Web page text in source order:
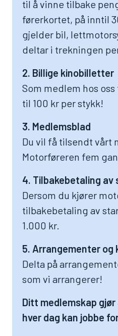
til å vinne tilbake
førerkortet, på inntil
gjelder bil,
deltar i trekningen
2. Billige kinobilletter
Som medlem hos
til 100 kr per stykk!
3. Medlemsblad
Du vil få tilsendt vårt
Motorføreren fem
4. Tilbakebetaling
Dersom du kjører
tilbakebetaling av
1.000 kr.
5. Arrangementer og
Delta på
som vi arrangerer!
Ditt medlemskap
hver dag kan jobbe